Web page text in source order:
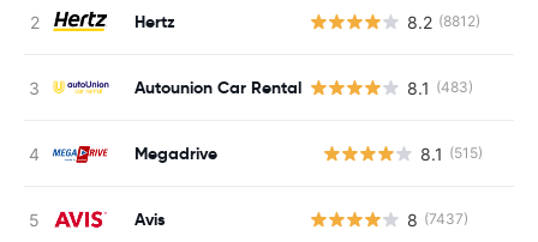
Hertz 8.2 (8812)
Autounion Car Rental 8.1 (483)
Megadrive 8.1 (515)
Avis 8 (7437)